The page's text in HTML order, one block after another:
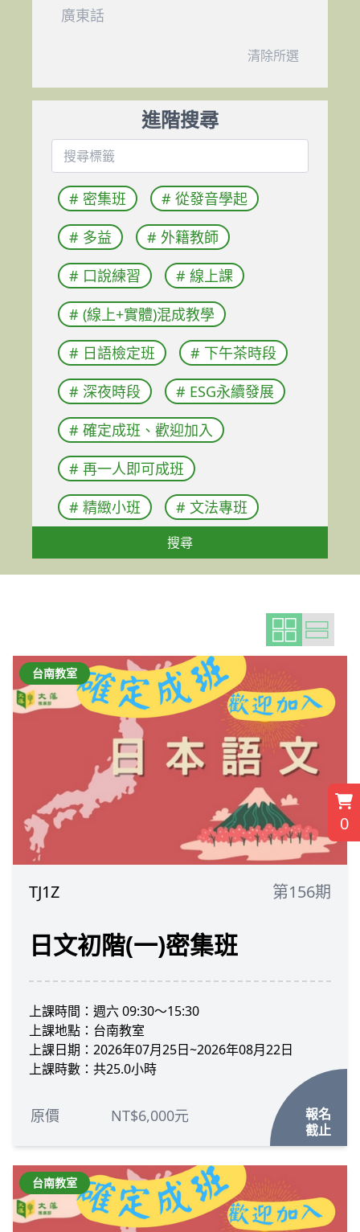
0
廣東話
清除所選
進階搜尋
搜尋標籤
# 密集班
# 從發音學起
# 多益
# 外籍教師
# 口說練習
# 線上課
# (線上+實體)混成教學
# 日語檢定班
# 下午茶時段
# 深夜時段
# ESG永續發展
# 確定成班、歡迎加入
# 再一人即可成班
# 精緻小班
# 文法專班
搜尋
台南教室
TJ1Z 第156期
日文初階(一)密集班
上課時間：週六 09:30～15:30
上課地點：台南教室
上課日期：2026年07月25日~2026年08月22日
上課時數：共25.0小時
原價 NT$6,000元
報名
截止
台南教室